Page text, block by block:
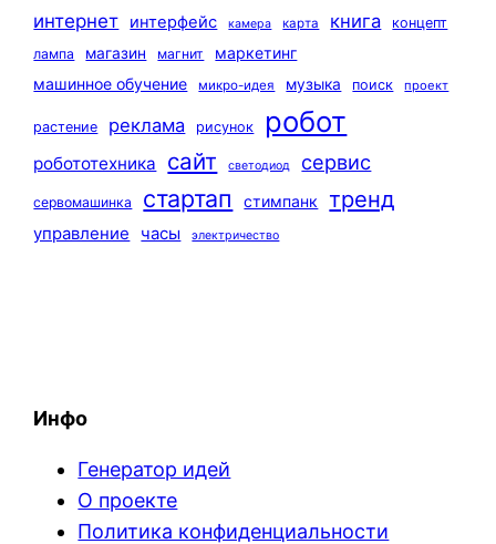
интернет интерфейс камера карта книга
концепт
лампа
магазин магнит
маркетинг
машинное обучение
микро-идея музыка поиск проект
растение реклама рисунок робот
робототехника сайт светодиод сервис
сервомашинка стартап стимпанк тренд
управление часы электричество
Инфо
Генератор идей
О проекте
Политика конфиденциальности